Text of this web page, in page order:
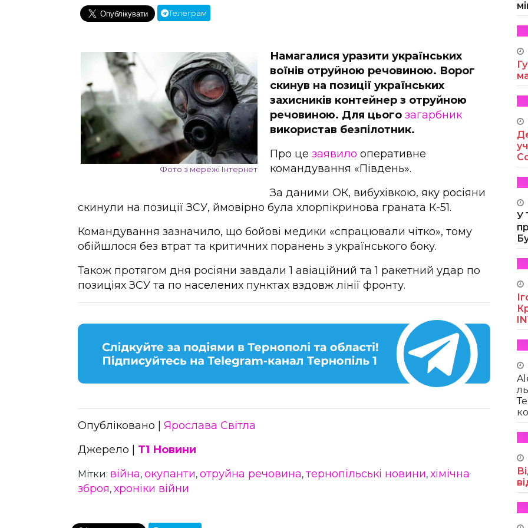
Телеграм
Фото з мережі Інтернет
Намагалися уразити українських
воїнів отруйною речовиною. Ворог
скинув на позиції українських
захисників контейнер з отруйною
речовиною. Для цього загарбник
використав безпілотник.
Про це заявило оперативне
командування «Південь».
За даними ОК, вибухівкою, яку росіяни
скинули на позиції ЗСУ, ймовірно була хлорпікринова граната К-51.
Командування зазначило, що бойові медики «спрацювали чітко», тому
обійшлося без втрат та критичних поранень з українського боку.
Також протягом дня росіяни завдали 1 авіаційний та 1 ракетний удар по
позиціях ЗСУ та по населених пунктах вздовж лінії фронту.
Опубліковано | Ярослава Світла
Джерело | Т1 Новини
Мітки: війна, окупанти, отруйна речовина, тернопільські новини, хімічна
зброя, хроніки війни
У